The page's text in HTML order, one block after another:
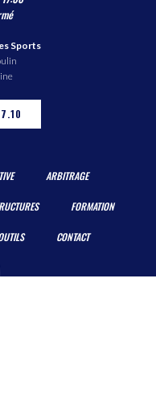
Sports
ARBITRAGE
FORMATION
CONTACT